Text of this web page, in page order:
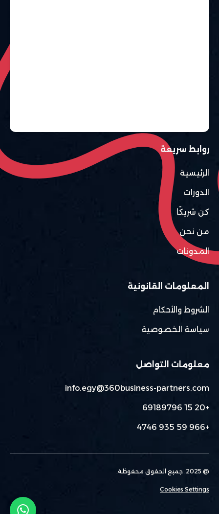
روابط سريعة
الرئيسية
الدورات
كن شريكًا
من نحن
المدونات
المعلومات القانونية
الشروط والأحكام
سياسة الخصوصية
معلومات التواصل
info.egy@360business-partners.com
+20 15 69189796
+966 59 935 4746
@ 2025. جميع الحقوق محفوظة.
Cookies Settings